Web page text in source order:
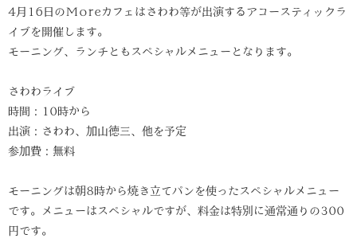
4月16日のMoreカフェはさわわ等が出演するアコースティックラ
イブを開催します。
モーニング、ランチともスペシャルメニューとなります。
さわわライブ
時間：10時から
出演：さわわ、加山徳三、他を予定
参加費：無料
モーニングは朝8時から焼き立てパンを使ったスペシャルメニュー
です。メニューはスペシャルですが、料金は特別に通常通りの300
円です。